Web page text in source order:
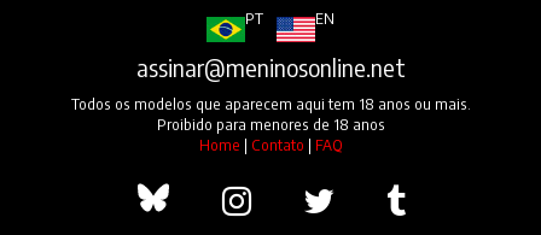
PT EN
assinar@meninosonline.net
Todos os modelos que aparecem aqui tem 18 anos ou mais.
Proibido para menores de 18 anos
Home | Contato | FAQ